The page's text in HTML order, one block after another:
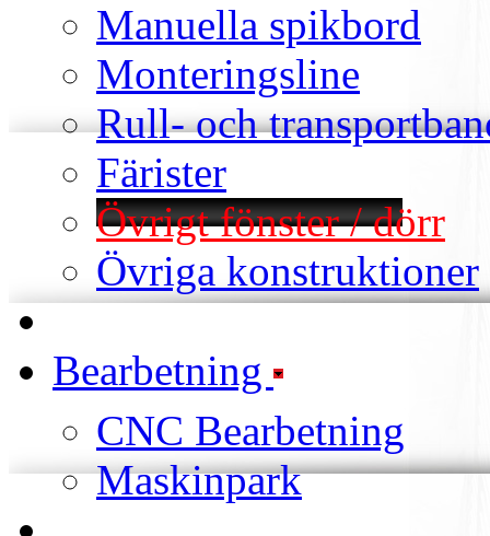
Manuella spikbord
Monteringsline
Rull- och
Färister
Övrigt fönster / dörr
Övriga konstruktioner
Bearbetning
CNC Bearbetning
Maskinpark